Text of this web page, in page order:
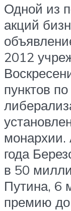
Одной из
акций
2012
пунктов
монархии.
года
в 50
Путина, 6
премию